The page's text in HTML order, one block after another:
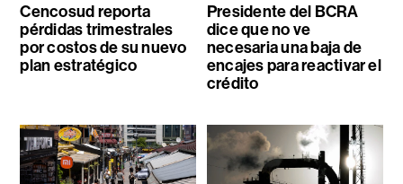
Cencosud reporta
pérdidas trimestrales
por costos de su nuevo
plan estratégico
Presidente del BCRA
dice que no ve
necesaria una baja de
encajes para reactivar el
crédito